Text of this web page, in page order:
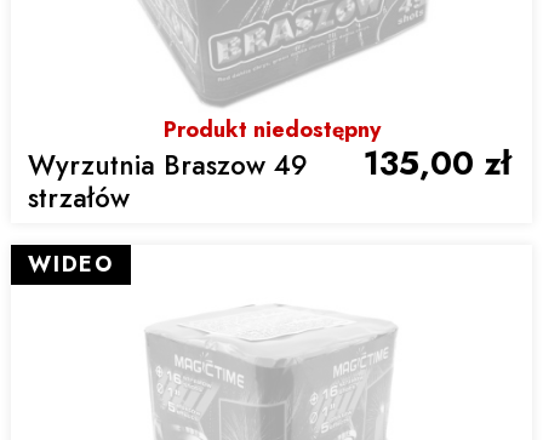
Produkt niedostępny
Wyrzutnia Braszow 49
strzałów
135,00 zł
WIDEO